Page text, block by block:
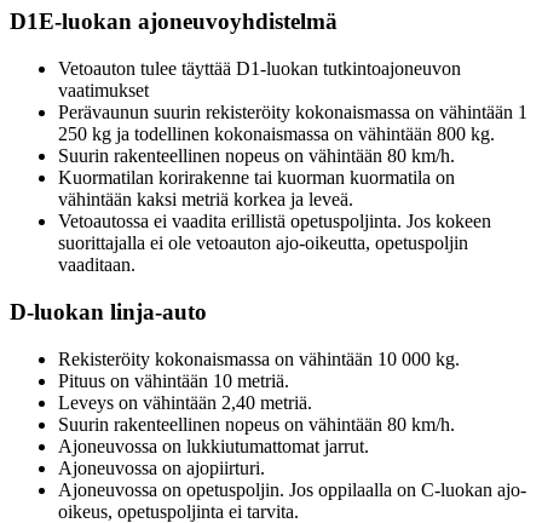
D1E-luokan ajoneuvoyhdistelmä
Vetoauton tulee täyttää D1-luokan tutkintoajoneuvon
vaatimukset
Perävaunun suurin rekisteröity kokonaismassa on vähintään 1
250 kg ja todellinen kokonaismassa on vähintään 800 kg.
Suurin rakenteellinen nopeus on vähintään 80 km/h.
Kuormatilan korirakenne tai kuorman kuormatila on
vähintään kaksi metriä korkea ja leveä.
Vetoautossa ei vaadita erillistä opetuspoljinta. Jos kokeen
suorittajalla ei ole vetoauton ajo-oikeutta, opetuspoljin
vaaditaan.
D-luokan linja-auto
Rekisteröity kokonaismassa on vähintään 10 000 kg.
Pituus on vähintään 10 metriä.
Leveys on vähintään 2,40 metriä.
Suurin rakenteellinen nopeus on vähintään 80 km/h.
Ajoneuvossa on lukkiutumattomat jarrut.
Ajoneuvossa on ajopiirturi.
Ajoneuvossa on opetuspoljin. Jos oppilaalla on C-luokan ajo-
oikeus, opetuspoljinta ei tarvita.